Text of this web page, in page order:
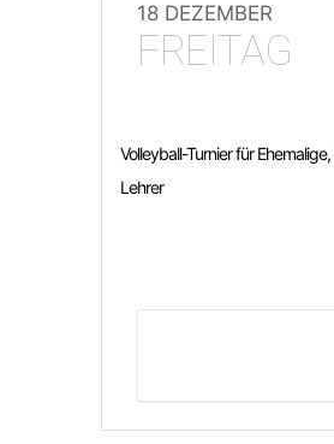
18 DEZEMBER
FREITAG
Volleyball-Turnier für
Lehrer